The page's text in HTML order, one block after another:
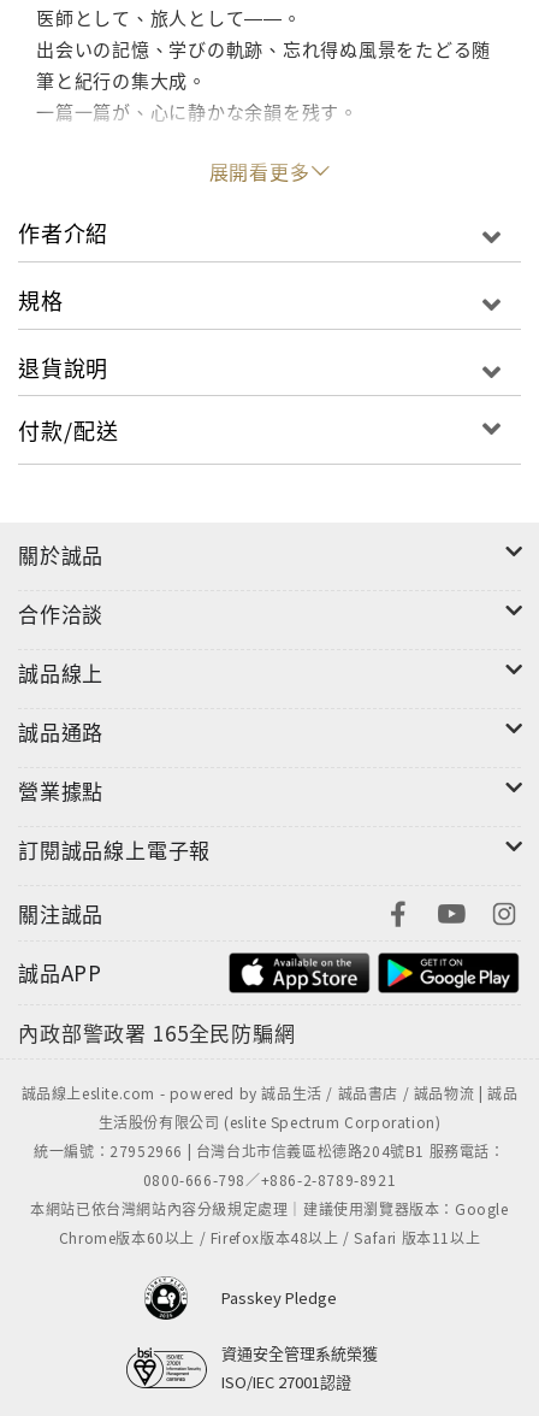
医師として、旅人として――。
出会いの記憶、学びの軌跡、忘れ得ぬ風景をたどる随
筆と紀行の集大成。
一篇一篇が、心に静かな余韻を残す。
展開看更多
作者介紹
規格
退貨說明
付款/配送
關於誠品
合作洽談
誠品線上
誠品通路
營業據點
訂閱誠品線上電子報
關注誠品
誠品APP
內政部警政署 165全民防騙網
誠品線上eslite.com - powered by 誠品生活 / 誠品書店 / 誠品物流 | 誠品
生活股份有限公司 (eslite Spectrum Corporation)
統一編號：27952966 | 台灣台北市信義區松德路204號B1 服務電話：
0800-666-798／+886-2-8789-8921
本網站已依台灣網站內容分級規定處理｜建議使用瀏覽器版本：Google
Chrome版本60以上 / Firefox版本48以上 / Safari 版本11以上
Passkey Pledge
資通安全管理系統榮獲
ISO/IEC 27001認證